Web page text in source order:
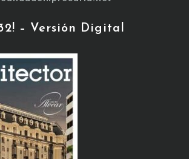
– Versión Digital